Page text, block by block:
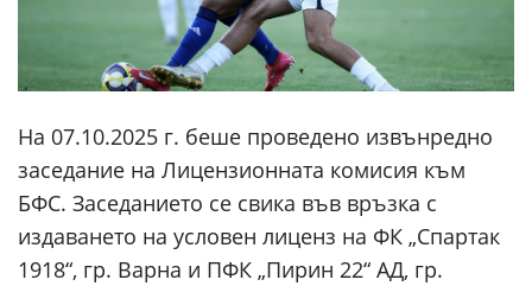
На 07.10.2025 г. беше проведено извънредно
заседание на Лицензионната комисия към
БФС. Заседанието се свика във връзка с
издаването на условен лиценз на ФК „Спартак
1918“, гр. Варна и ПФК „Пирин 22“ АД, гр.